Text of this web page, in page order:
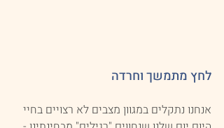
לחץ מתמשך וחרדה
אנחנו נתקלים במגוון מצבים לא רצויים בחיי